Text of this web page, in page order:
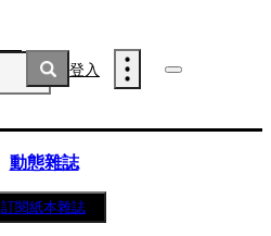
登入
動態雜誌
訂閱紙本雜誌